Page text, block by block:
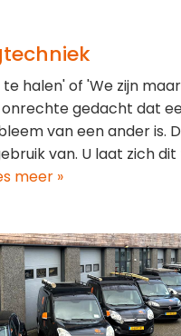
techniek
halen' of 'We zijn
gedacht dat
van een ander is.
van. U laat zich
meer »